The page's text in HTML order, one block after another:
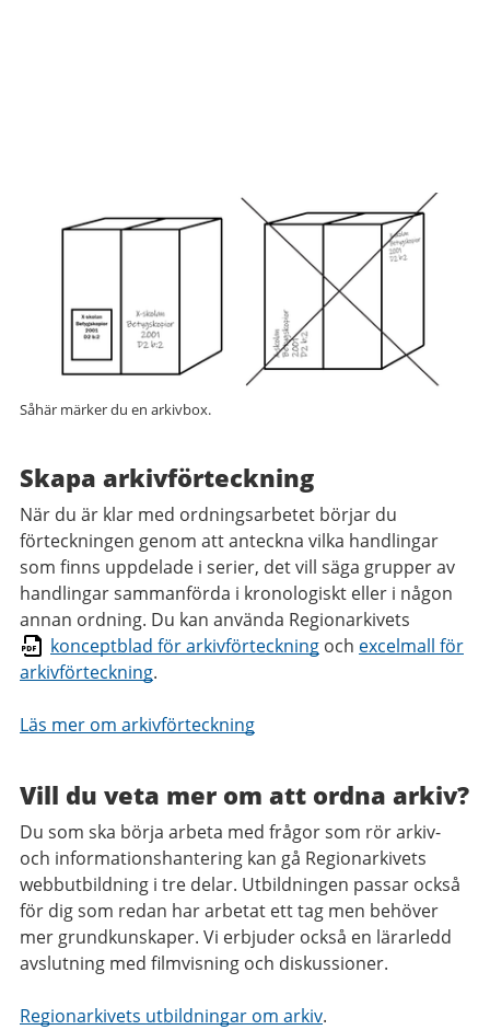
Såhär märker du en arkivbox.
Skapa arkivförteckning
När du är klar med ordningsarbetet börjar du
förteckningen genom att anteckna vilka handlingar
som finns uppdelade i serier, det vill säga grupper av
handlingar sammanförda i kronologiskt eller i någon
annan ordning. Du kan använda Regionarkivets
konceptblad för arkivförteckning och excelmall för
arkivförteckning.
Läs mer om arkivförteckning
Vill du veta mer om att ordna arkiv?
Du som ska börja arbeta med frågor som rör arkiv-
och informationshantering kan gå Regionarkivets
webbutbildning i tre delar. Utbildningen passar också
för dig som redan har arbetat ett tag men behöver
mer grundkunskaper. Vi erbjuder också en lärarledd
avslutning med filmvisning och diskussioner.
Regionarkivets utbildningar om arkiv.